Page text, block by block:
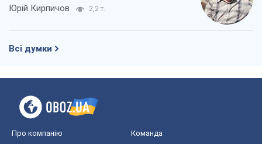
Юрій Кирпичов 2,2 т.
Всі думки
Про компанію Команда